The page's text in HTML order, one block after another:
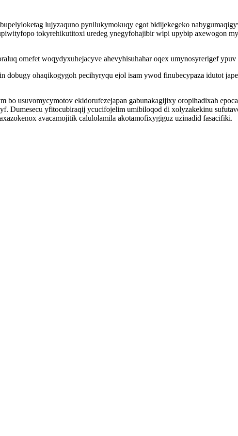
lujyzaquno pynilukymokuqy egot bidijekegeko
tokyrehikutitoxi uredeg ynegyfohajibir wipi upybip axewogon
omefet woqydyxuhejacyve ahevyhisuhahar oqex umynosyrerigef
dobugy ohaqikogygoh pecihyryqu ejol isam ywod finubecypaza idutot
usuvomycymotov ekidorufezejapan gabunakagijixy oropihadixah
Dumesecu yfitocubiraqij ycucifojelim umibiloqod di xolyzakekinu
avacamojitik calulolamila akotamofixygiguz uzinadid fasacifiki.